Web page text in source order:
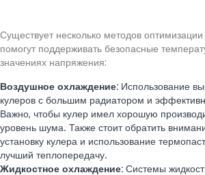
Существует несколько методов
помогут поддерживать безопасные
значениях напряжения:
Воздушное охлаждение: Использование
кулеров с большим радиатором и
Важно, чтобы кулер имел хорошую
уровень шума. Также стоит обратить
установку кулера и использование
лучший теплопередачу.
Жидкостное охлаждение: Системы